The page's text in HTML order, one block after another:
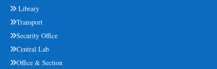
Library
Transport
Security Office
Central Lab
Office & Section